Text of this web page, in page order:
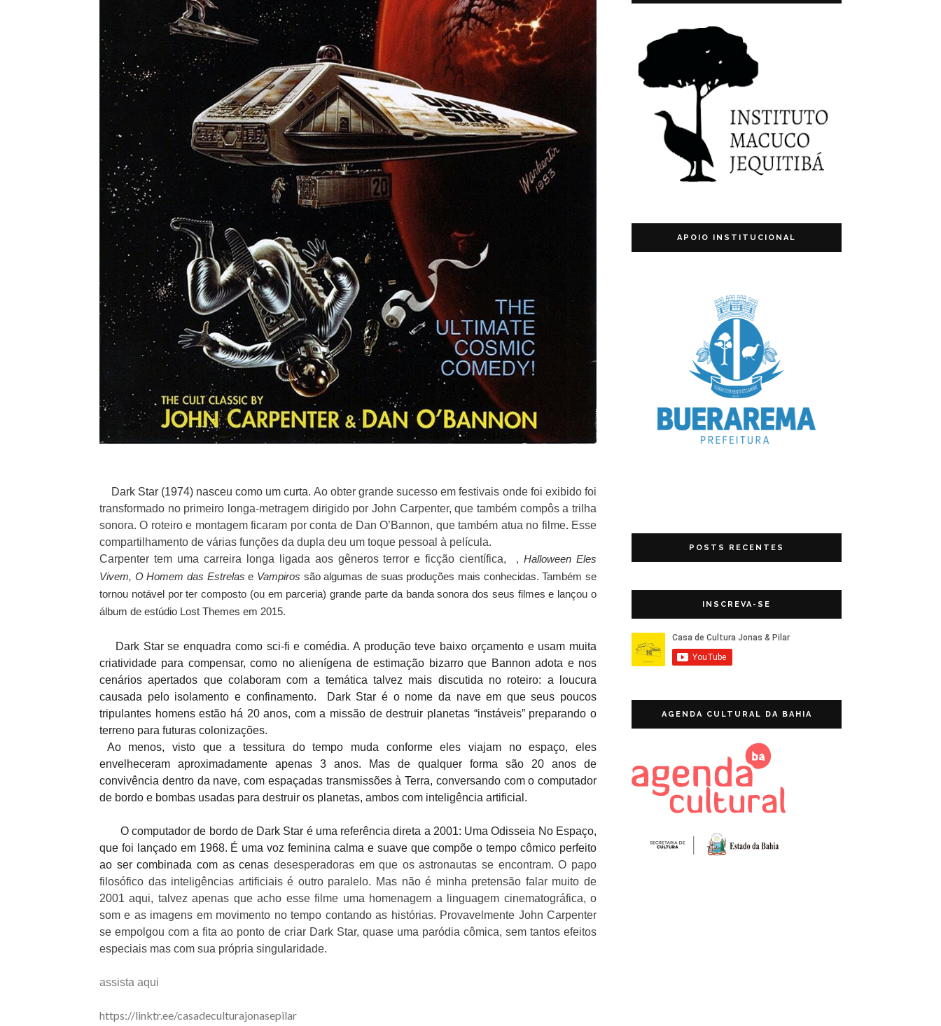
Dark Star (1974) nasceu como um curta. Ao obter grande sucesso em festivais onde foi exibido foi
transformado no primeiro longa-metragem dirigido por John Carpenter, que também compôs a trilha
sonora. O roteiro e montagem ficaram por conta deDan O’Bannon, que também atua no filme.Esse
compartilhamento de várias funções da dupla deu um toque pessoal à película.
Carpenter tem uma carreira longa ligada aos gêneros terror e ficção científica,
,Halloween Eles
Vivem, O Homem das Estrelase Vampiros são algumas de suas produções mais conhecidas. Também se
tornou notável por ter composto (ou em parceria) grande parte da banda sonora dos seus filmes e lançou o
álbum de estúdio Lost Themes em 2015.
Dark Star se enquadra como sci-fi e comédia. A produção teve baixo orçamento e usam muita
criatividade para compensar, como no alienígena de estimação bizarro que Bannon adota e nos
cenários apertados que colaboram com a temática talvez mais discutida no roteiro: a loucura
causada pelo isolamento e confinamento.
Dark Star é o nome da nave em que seus poucos
tripulantes homens estão há 20 anos, com a missão de destruir planetas “instáveis” preparando o
terreno para futuras colonizações.
Ao menos, visto que a tessitura do tempo muda conforme eles viajam no espaço, eles
envelheceram aproximadamente apenas 3 anos. Mas de qualquer forma são 20 anos de
convivência dentro da nave, com espaçadas transmissões à Terra, conversando com o computador
de bordo e bombas usadas para destruir os planetas, ambos com inteligência artificial.
O computador de bordo de Dark Star é uma referência direta a 2001: Uma Odisseia No Espaço,
que foi lançado em 1968. É uma voz feminina calma e suave que compõe o tempo cômico perfeito
ao ser combinada com as cenas desesperadoras em que os astronautas se encontram. O papo
filosófico das inteligências artificiais é outro paralelo. Mas não é minha pretensão falar muito de
2001 aqui, talvez apenas que acho esse filme uma homenagem a linguagem cinematográfica, o
som e as imagens em movimento no tempo contando as histórias. Provavelmente John Carpenter
se empolgou com a fita ao ponto de criar Dark Star, quase uma paródia cômica, sem tantos efeitos
especiais mas com sua própria singularidade.
assista aqui
https://linktr.ee/casadeculturajonasepilar
APOIO INSTITUCIONAL
POSTS RECENTES
INSCREVA-SE
AGENDA CULTURAL DA BAHIA